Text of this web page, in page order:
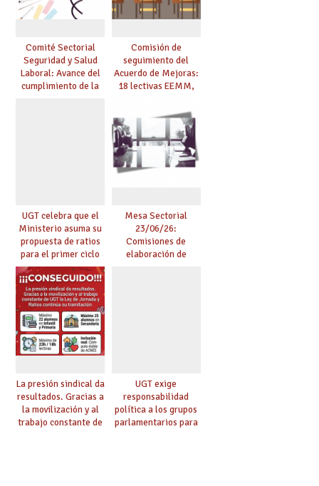
Comité Sectorial
Seguridad y Salud
Laboral: Avance del
cumplimiento de la
Comisión de
seguimiento del
Acuerdo de Mejoras:
18 lectivas EEMM,
mayores 55 y pilotaje
en centros
tensionados
UGT celebra que el
Ministerio asuma su
propuesta de ratios
para el primer ciclo
de Infantil y pide
extender la misma
ambición al resto de
etapas
Mesa Sectorial
23/06/26:
Comisiones de
elaboración de
La presión sindical da
resultados. Gracias a
la movilización y al
trabajo constante de
UGT exige
responsabilidad
política a los grupos
parlamentarios para